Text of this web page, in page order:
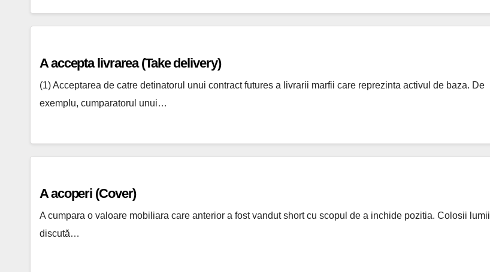
A accepta livrarea (Take delivery)
(1) Acceptarea de catre detinatorul unui contract futures a livrarii marfii care reprezinta activul de baza. De
exemplu, cumparatorul unui…
A acoperi (Cover)
A cumpara o valoare mobiliara care anterior a fost vandut short cu scopul de a inchide pozitia. Colosii lumii
discută…